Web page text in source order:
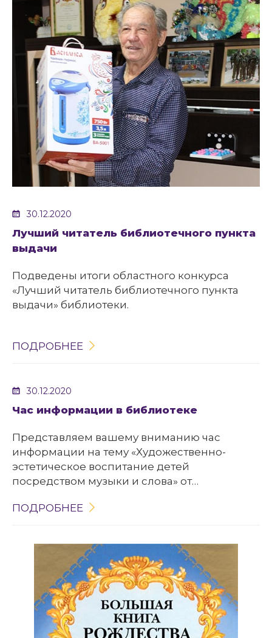
30.12.2020
Лучший читатель библиотечного пункта
выдачи
Подведены итоги областного конкурса
«Лучший читатель библиотечного пункта
выдачи» библиотеки.
ПОДРОБНЕЕ
30.12.2020
Час информации в библиотеке
Представляем вашему вниманию час
информации на тему «Художественно-
эстетическое воспитание детей
посредством музыки и слова» от
Маргариты Побелинской.
ПОДРОБНЕЕ